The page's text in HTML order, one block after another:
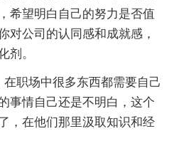
希望明白自己的努力是否值
对公司的认同感和成就感，
剂。
职场中很多东西都需要自己
事情自己还是不明白，这个
，在他们那里汲取知识和经